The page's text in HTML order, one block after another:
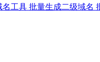
名工具 批量生成二级域名